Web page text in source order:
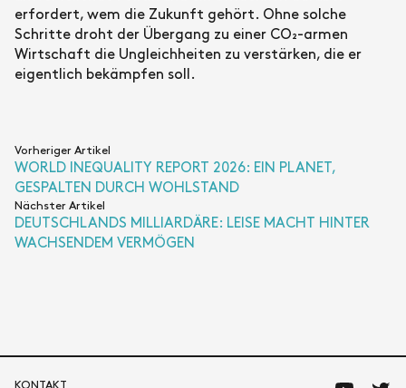
erfordert, wem die Zukunft gehört. Ohne solche
Schritte droht der Übergang zu einer CO₂-armen
Wirtschaft die Ungleichheiten zu verstärken, die er
eigentlich bekämpfen soll.
Vorheriger Artikel
WORLD INEQUALITY REPORT 2026: EIN PLANET,
GESPALTEN DURCH WOHLSTAND
Nächster Artikel
DEUTSCHLANDS MILLIARDÄRE: LEISE MACHT HINTER
WACHSENDEM VERMÖGEN
KONTAKT